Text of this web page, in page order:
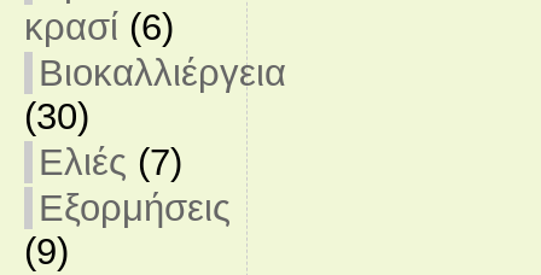
κρασί (6)
Βιοκαλλιέργεια
(30)
Ελιές (7)
Εξορμήσεις
(9)